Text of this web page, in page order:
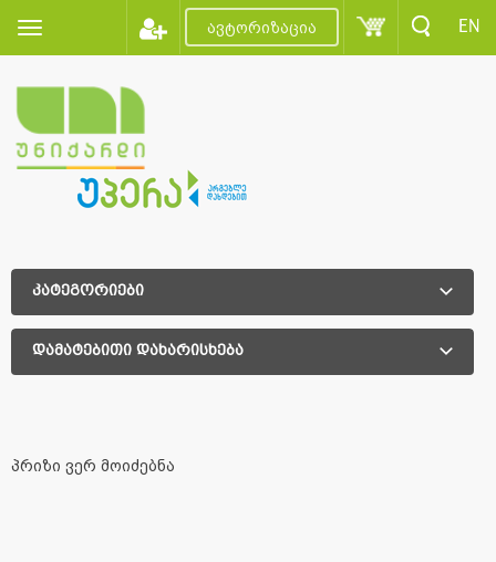
ავტორიზაცია EN
კატეგორიები
დამატებითი დახარისხება
პრიზი ვერ მოიძებნა